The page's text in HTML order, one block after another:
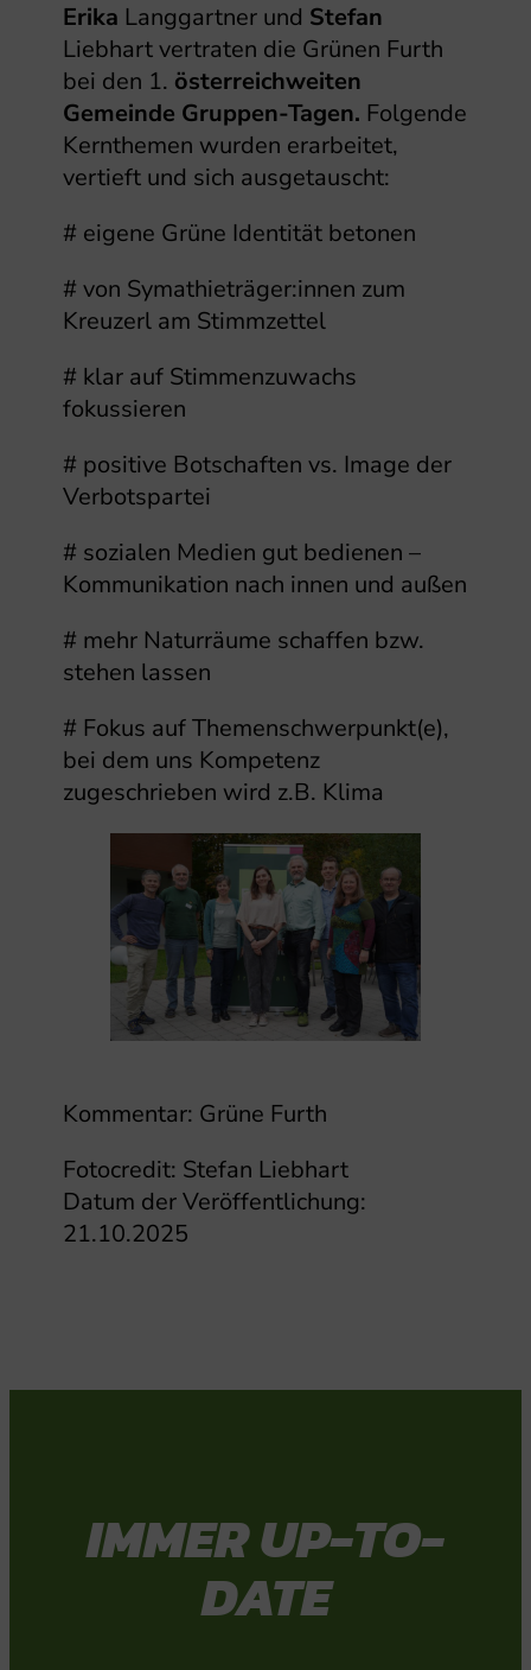
Erika Langgartner und Stefan
Liebhart vertraten die Grünen Furth
bei den 1. österreichweiten
Gemeinde Gruppen-Tagen. Folgende
Kernthemen wurden erarbeitet,
vertieft und sich ausgetauscht:
# eigene Grüne Identität betonen
# von Symathieträger:innen zum
Kreuzerl am Stimmzettel
# klar auf Stimmenzuwachs
fokussieren
# positive Botschaften vs. Image der
Verbotspartei
# sozialen Medien gut bedienen –
Kommunikation nach innen und außen
# mehr Naturräume schaffen bzw.
stehen lassen
# Fokus auf Themenschwerpunkt(e),
bei dem uns Kompetenz
zugeschrieben wird z.B. Klima
Kommentar: Grüne Furth
Fotocredit: Stefan Liebhart
Datum der Veröffentlichung:
21.10.2025
IMMER UP-TO-
DATE